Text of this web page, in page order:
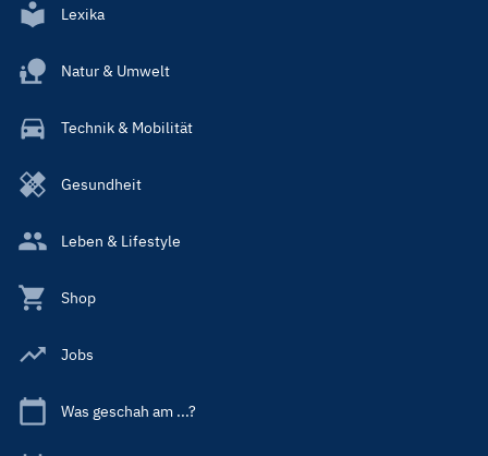
Lexika
Natur & Umwelt
Technik & Mobilität
Gesundheit
Leben & Lifestyle
Shop
Jobs
Was geschah am ...?